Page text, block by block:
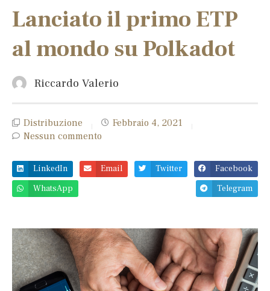
Lanciato il primo ETP
al mondo su Polkadot
Riccardo Valerio
Distribuzione
Febbraio 4, 2021
Nessun commento
LinkedIn Email Twitter
Facebook
WhatsApp
Telegram